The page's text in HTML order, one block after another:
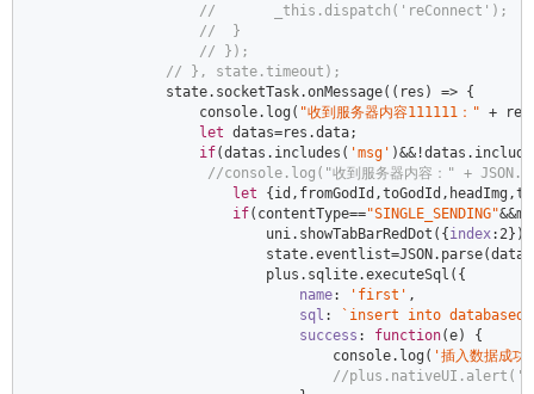
//       _this.dispatch('reConnect');
//  }
// });
// }, state.timeout);
                state.socketTask.onMessage(
( res ) => {
console.log( "收到服务器内容111111：" +
let datas=res.data;
if(datas.includes( 'msg'
//console.log("收到服务器内容：" +
let
if(contentType=="SINGLE_SENDING"
                            uni.showTabBarRedDot({
index: 2
                            state.eventlist=
JSON
                            plus.sqlite.executeSql({
name: 'first' ,
sql :
`insert into
success : function(e) {
console.log( '插入数据成功'
//plus.nativeUI.alert('